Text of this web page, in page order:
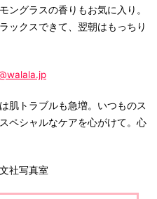
ングラスの香りもお気に入り。
ックスできて、翌朝はもっちり
肌トラブルも急増。いつものス
ペシャルなケアを心がけて。心
社写真室